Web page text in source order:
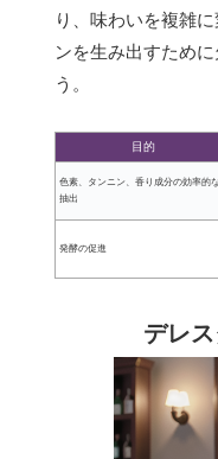
り、味わいを複雑
ンを生み出すため
う。
目的
色素、タンニン、香り成分の効率的
抽出
発酵の促進
デレ